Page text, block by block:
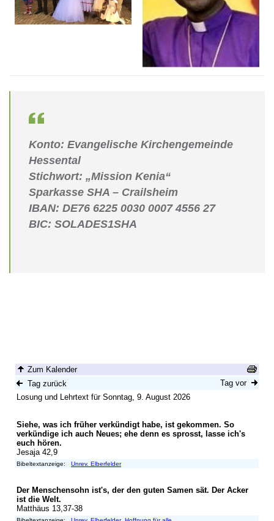
Konto: Evangelische Kirchengemeinde
Hessental
Stichwort: „Mission Kenia“
Sparkasse SHA – Crailsheim
IBAN: DE76 6225 0030 0007 4556 27
BIC: SOLADES1SHA